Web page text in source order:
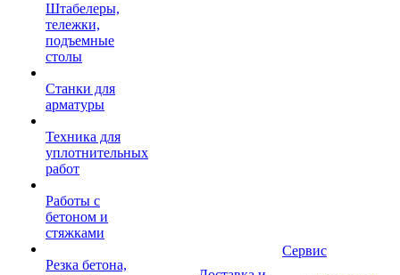
Штабелеры,
тележки,
подъемные
столы
Станки для
арматуры
Техника для
уплотнительных
работ
Работы с
бетоном и
стяжками
Резка бетона,
Сервис